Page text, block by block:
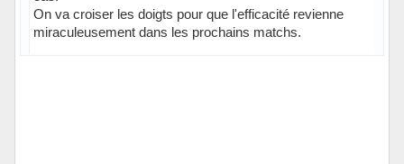
On va croiser les doigts pour que l'efficacité revienne
miraculeusement dans les prochains matchs.